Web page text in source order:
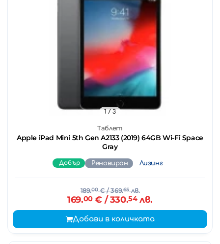
Таблет
Apple iPad Mini 5th Gen A2133 (2019) 64GB Wi-Fi Space
Gray
1 / 3
Добър Реновиран Лизинг
189.00€/ 369.65лв.
169.00€ / 330.54лв.
Добави в количката